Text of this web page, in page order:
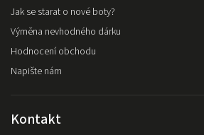
Jak se starat o nové boty?
Výměna nevhodného dárku
Hodnocení obchodu
Napište nám
Kontakt